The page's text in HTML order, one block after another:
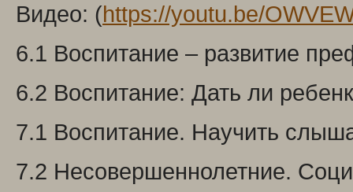
Видео: (https://youtu.be/
6.1 Воспитание – развитие
6.2 Воспитание: Дать ли
7.1 Воспитание. Научить
7.2 Несовершеннолетние.